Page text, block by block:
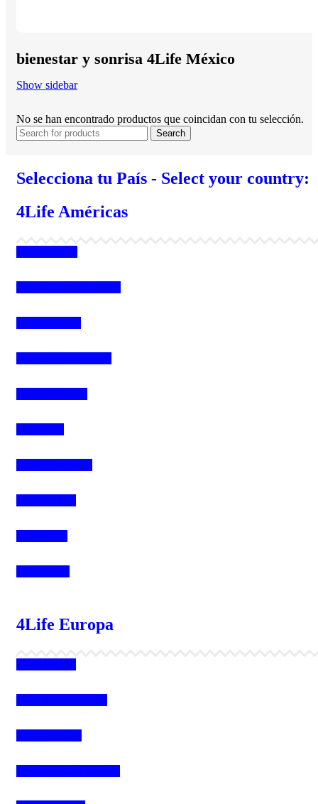
bienestar y sonrisa 4Life México
Show sidebar
No se han encontrado productos que coincidan con tu selección.
Search
Selecciona tu País - Select your country:
4Life Américas
4Life Europa